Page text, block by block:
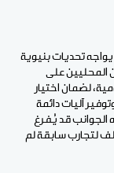
تحديات بنيوية
المحليين على
لضمان اختيار
آليات دائمة
الجوانب قد يُفرغ
لتجارب سابقة لم